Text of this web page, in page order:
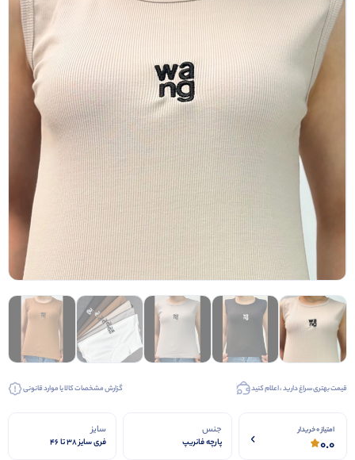
قیمت بهتری سراغ دارید ، اعلام کنید گزارش مشخصات کالا یا موارد قانونی
امتیاز 0 خریدار
0.0
جنس
پارچه فانریپ
سایز
فری سایز 38 تا 46